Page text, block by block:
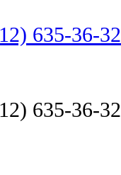
635-36-32
635-36-32